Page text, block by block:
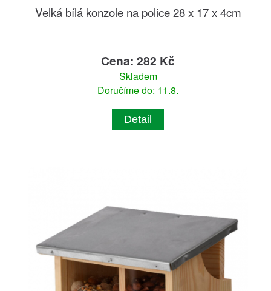
Velká bílá konzole na police 28 x 17 x 4cm
Cena: 282 Kč
Skladem
Doručíme do: 11.8.
Detail